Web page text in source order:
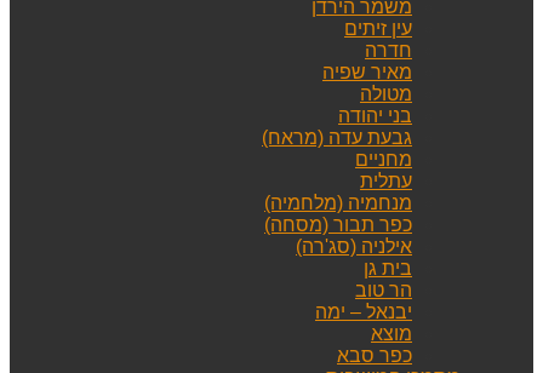
משמר הירדן
עין זיתים
חדרה
מאיר שפיה
מטולה
בני יהודה
גבעת עדה (מראח)
מחניים
עתלית
מנחמיה (מלחמיה)
כפר תבור (מסחה)
אילניה (סג'רה)
בית גן
הר טוב
יבנאל – ימה
מוצא
כפר סבא